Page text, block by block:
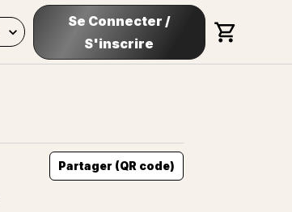
Se Connecter /
S'inscrire
Partager (QR code)